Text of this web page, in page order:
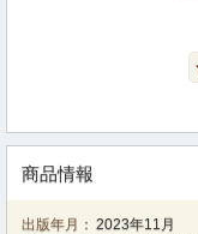
商品情報
出版年月： 2023年11月